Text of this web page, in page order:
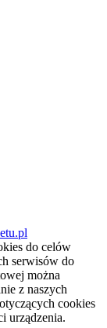
do celów
serwisów do
można
z naszych
cookies
urządzenia.